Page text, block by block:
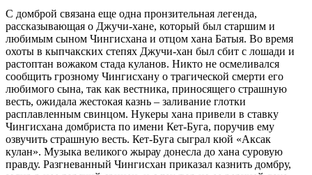
С домброй связана еще одна пронзительная легенда,
рассказывающая о Джучи-хане, который был старшим и
любимым сыном Чингисхана и отцом хана Батыя. Во время
охоты в кыпчакских степях Джучи-хан был сбит с лошади и
растоптан вожаком стада куланов. Никто не осмеливался
сообщить грозному Чингисхану о трагической смерти его
любимого сына, так как вестника, приносящего страшную
весть, ожидала жестокая казнь – заливание глотки
расплавленным свинцом. Нукеры хана привели в ставку
Чингисхана домбриста по имени Кет-Буга, поручив ему
озвучить страшную весть. Кет-Буга сыграл кюй «Аксак
кулан». Музыка великого жырау донесла до хана суровую
правду. Разгневанный Чингисхан приказал казнить домбру,